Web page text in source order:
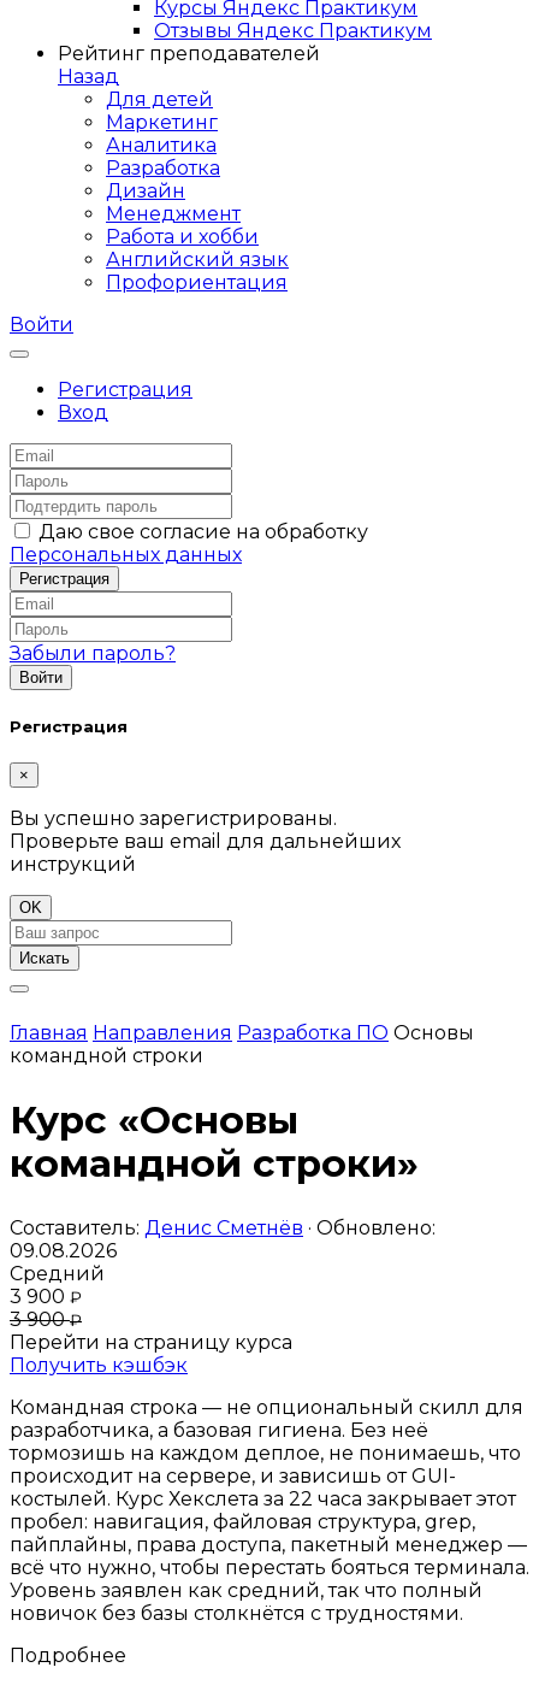
Курсы Яндекс Практикум
Отзывы Яндекс Практикум
Рейтинг преподавателей
Назад
Для детей
Маркетинг
Аналитика
Разработка
Дизайн
Менеджмент
Работа и хобби
Английский язык
Профориентация
Войти
Регистрация
Вход
Даю свое согласие на обработку
Персональных данных
Забыли пароль?
Регистрация
×
Вы успешно зарегистрированы.
Проверьте ваш email для дальнейших
инструкций
OK
Искать
Главная Направления Разработка ПО Основы
командной строки
Курс «Основы
командной строки»
Составитель: Денис Сметнёв · Обновлено:
09.08.2026
Средний
3 900 ₽
3 900₽
Перейти на страницу курса
Получить кэшбэк
Командная строка — не опциональный скилл для
разработчика, а базовая гигиена. Без неё
тормозишь на каждом деплое, не понимаешь, что
происходит на сервере, и зависишь от GUI-
костылей. Курс Хекслета за 22 часа закрывает этот
пробел: навигация, файловая структура, grep,
пайплайны, права доступа, пакетный менеджер —
всё что нужно, чтобы перестать бояться терминала.
Уровень заявлен как средний, так что полный
новичок без базы столкнётся с трудностями.
Подробнее